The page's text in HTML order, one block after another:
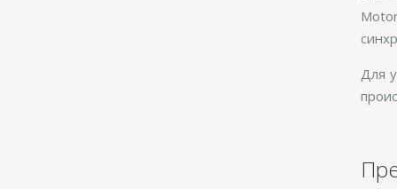
Для